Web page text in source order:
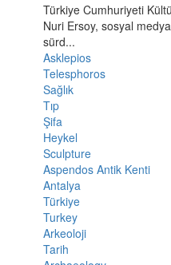
Türkiye Cumhuriyeti
Nuri Ersoy, sosyal
sürd...
Asklepios
Telesphoros
Sağlık
Tıp
Şifa
Heykel
Sculpture
Aspendos Antik Kenti
Antalya
Türkiye
Turkey
Arkeoloji
Tarih